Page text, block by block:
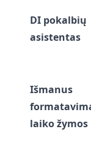
DI pokalbių
asistentas
Išmanus
laiko žymos